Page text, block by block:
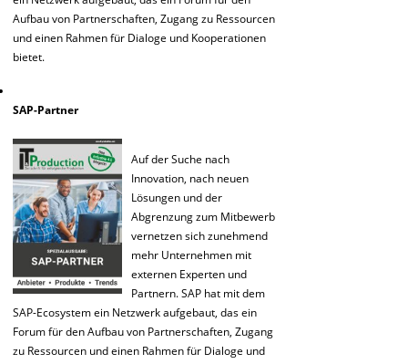
Aufbau von Partnerschaften, Zugang zu Ressourcen
und einen Rahmen für Dialoge und Kooperationen
bietet.
SAP-Partner
Auf der Suche nach
Innovation, nach neuen
Lösungen und der
Abgrenzung zum Mitbewerb
vernetzen sich zunehmend
mehr Unternehmen mit
externen Experten und
Partnern. SAP hat mit dem
SAP-Ecosystem ein Netzwerk aufgebaut, das ein
Forum für den Aufbau von Partnerschaften, Zugang
zu Ressourcen und einen Rahmen für Dialoge und